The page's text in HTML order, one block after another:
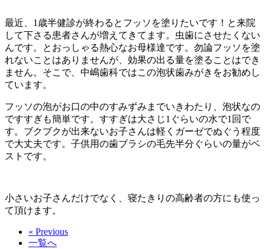
最近、1歳半健診が終わるとフッソを塗りたいです！と来院
して下さる患者さんが増えてきてます。虫歯にさせたくない
んです。とおっしゃる熱心なお母様達です。勿論フッソを塗
れないことはありませんが、効果の出る量を塗ることはでき
ません。そこで、中嶋歯科ではこの泡状歯みがきをお勧めし
ています。
フッソの泡がお口の中のすみずみまでいきわたり、泡状なの
ですすぎも簡単です。すすぎは大さじ1ぐらいの水で1回で
す。ブクブクが出来ないお子さんは軽くガーゼでぬぐう程度
で大丈夫です。子供用の歯ブラシの毛先半分ぐらいの量がベ
ストです。
小さいお子さんだけでなく、寝たきりの高齢者の方にも使っ
て頂けます。
« Previous
一覧へ